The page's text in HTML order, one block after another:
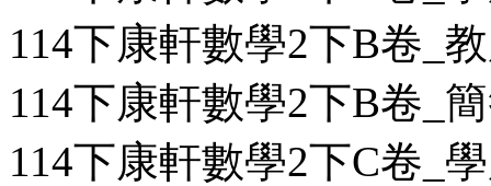
114下康軒數學2下B卷_
114下康軒數學2下B卷_
114下康軒數學2下C卷_